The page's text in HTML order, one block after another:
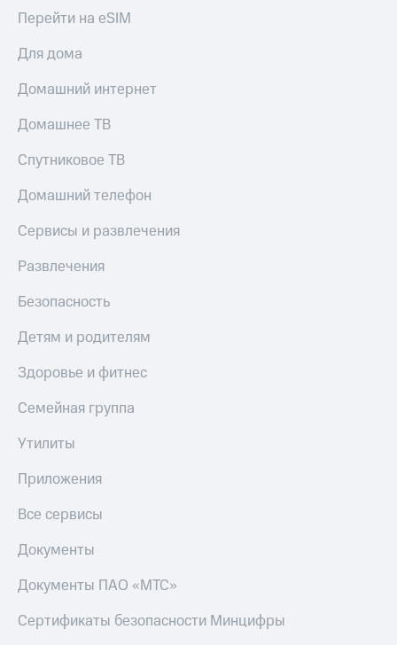
Перейти на eSIM
Для дома
Домашний интернет
Домашнее ТВ
Спутниковое ТВ
Домашний телефон
Сервисы и развлечения
Развлечения
Безопасность
Детям и родителям
Здоровье и фитнес
Семейная группа
Утилиты
Приложения
Все сервисы
Документы
Документы ПАО «МТС»
Сертификаты безопасности Минцифры